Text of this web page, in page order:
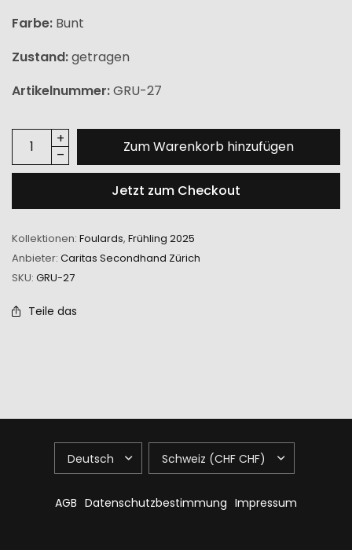
Farbe: Bunt
Zustand:getragen
Artikelnummer:GRU-27
Zum Warenkorb hinzufügen
Jetzt zum Checkout
Kollektionen: Foulards, Frühling 2025
Anbieter: Caritas Secondhand Zürich
SKU: GRU-27
Teile das
LAND/REGION
AKTUALISIEREN
LAND/REGION
AKTUALISIEREN
AGB Datenschutzbestimmung Impressum